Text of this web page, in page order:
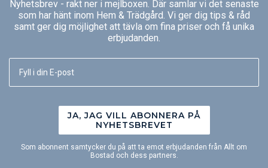
Nyhetsbrev - rakt ner i mejlboxen. Där samlar vi det senaste
som har hänt inom Hem & Trädgård. Vi ger dig tips & råd
samt ger dig möjlighet att tävla om fina priser och få unika
erbjudanden.
JA, JAG VILL ABONNERA PÅ
NYHETSBREVET
Som abonnent samtycker du på att ta emot erbjudanden från Allt om
Bostad och dess partners.